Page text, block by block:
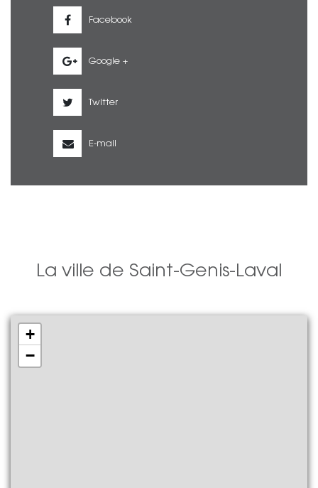
Facebook
Google +
Twitter
E-mail
La ville de Saint-Genis-Laval
+
−